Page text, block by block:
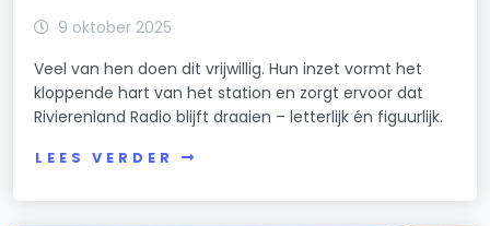
9 oktober 2025
Veel van hen doen dit vrijwillig. Hun inzet vormt het
kloppende hart van het station en zorgt ervoor dat
Rivierenland Radio blijft draaien – letterlijk én figuurlijk.
LEES VERDER